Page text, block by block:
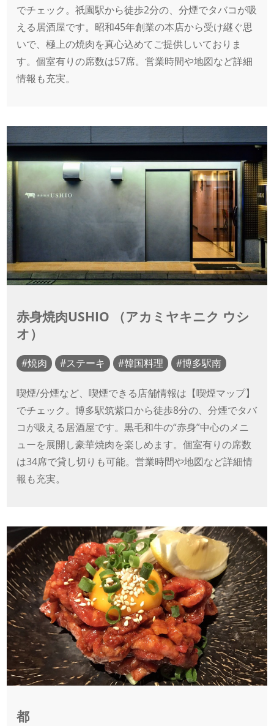
でチェック。祇園駅から徒歩2分の、分煙でタバコが吸
える居酒屋です。昭和45年創業の本店から受け継ぐ思
いで、極上の焼肉を真心込めてご提供しいておりま
す。個室有りの席数は57席。営業時間や地図など詳細
情報も充実。
赤身焼肉USHIO （アカミヤキニク ウシ
オ）
焼肉 ステーキ 韓国料理 博多駅南
喫煙/分煙など、喫煙できる店舗情報は【喫煙マップ】
でチェック。博多駅筑紫口から徒歩8分の、分煙でタバ
コが吸える居酒屋です。黒毛和牛の“赤身”中心のメニ
ューを展開し豪華焼肉を楽しめます。個室有りの席数
は34席で貸し切りも可能。営業時間や地図など詳細情
報も充実。
都